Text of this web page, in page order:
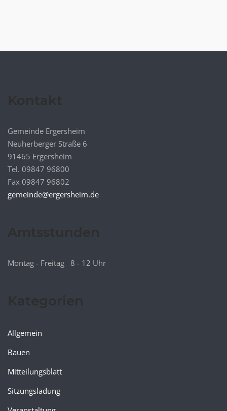
Gemeinde Ergersheim
Neuherberger Straße 6
91465 Ergersheim
Tel. 09847 96800
Fax 09847 96802
gemeinde@ergersheim.de
Montag - Freitag 8 - 12 Uhr
Allgemein
Bauen
Mitteilungsblatt
Sitzungsladung